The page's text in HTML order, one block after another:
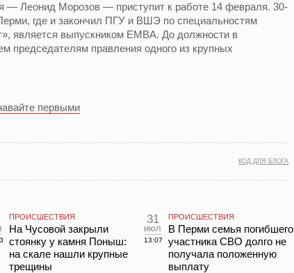
— Леонид Морозов — приступит к работе 14 февраля. 30-
где и закончил ПГУ и ВШЭ по специальностям
является выпускником EMBA. До должности в
председателям правления одного из крупных
первыми
КОД ДЛЯ БЛОГА
ПРОИСШЕСТВИЯ
На Чусовой закрыли
стоянку у камня Поныш:
на скале нашли крупные
трещины
31
июл
13:07
ПРОИСШЕСТВИЯ
В Перми семья погибшего
участника СВО долго не
получала положенную
выплату